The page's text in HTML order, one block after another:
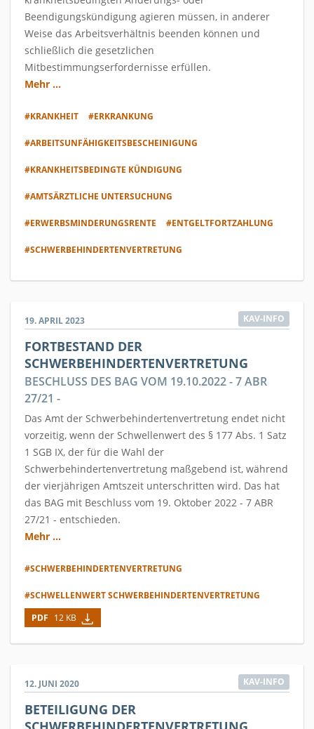
Beendigungskündigung agieren müssen, in anderer
Weise das Arbeitsverhältnis beenden können und
schließlich die gesetzlichen
Mitbestimmungserfordernisse erfüllen.
Mehr ...
#KRANKHEIT #ERKRANKUNG
#ARBEITSUNFÄHIGKEITSBESCHEINIGUNG
#KRANKHEITSBEDINGTE KÜNDIGUNG
#AMTSÄRZTLICHE UNTERSUCHUNG
#ERWERBSMINDERUNGSRENTE #ENTGELTFORTZAHLUNG
#SCHWERBEHINDERTENVERTRETUNG
19. APRIL 2023 KAV-INFO
FORTBESTAND DER
SCHWERBEHINDERTENVERTRETUNG
BESCHLUSS DES BAG VOM 19.10.2022 - 7 ABR
27/21 -
Das Amt der Schwerbehindertenvertretung endet nicht
vorzeitig, wenn der Schwellenwert des § 177 Abs. 1 Satz
1 SGB IX, der für die Wahl der
Schwerbehindertenvertretung maßgebend ist, während
der vierjährigen Amtszeit unterschritten wird. Das hat
das BAG mit Beschluss vom 19. Oktober 2022 - 7 ABR
27/21 - entschieden.
Mehr ...
#SCHWERBEHINDERTENVERTRETUNG
#SCHWELLENWERT SCHWERBEHINDERTENVERTRETUNG
PDF 12 KB
12. JUNI 2020 KAV-INFO
BETEILIGUNG DER